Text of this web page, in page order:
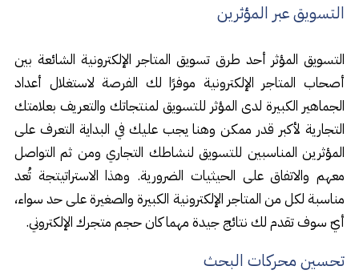
التسويق عبر المؤثرين
التسويق المؤثر أحد طرق تسويق المتاجر الإلكترونية الشائعة بين
أصحاب المتاجر الإلكترونية موفرًا لك الفرصة لاستغلال أعداد
الجماهير الكبيرة لدى المؤثر للتسويق لمنتجاتك والتعريف بعلامتك
التجارية لأكبر قدر ممكن وهنا يجب عليك في البداية التعرف على
المؤثرين المناسبين للتسويق لنشاطك التجاري ومن ثم التواصل
معهم والاتفاق على الحيثيات الضرورية. وهذا الاستراتيتجة تُعد
مناسبة لكل من المتاجر الإلكترونية الكبيرة والصغيرة على حد سواء،
أيّ سوف تقدم لك نتائج جيدة مهما كان حجم متجرك الإلكتروني.
تحسين محركات البحث